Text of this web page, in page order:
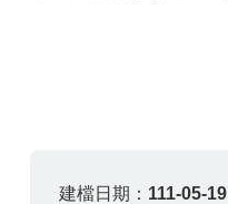
建檔日期： 111-05-19